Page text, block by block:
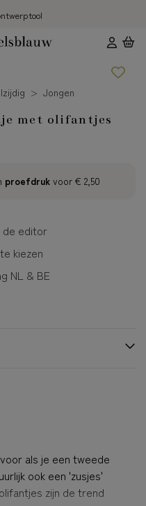
Jongen
met olifantjes
proefdruk voor € 2,50
de editor
kiezen
NL & BE
als je een tweede
ook een 'zusjes'
zijn de trend